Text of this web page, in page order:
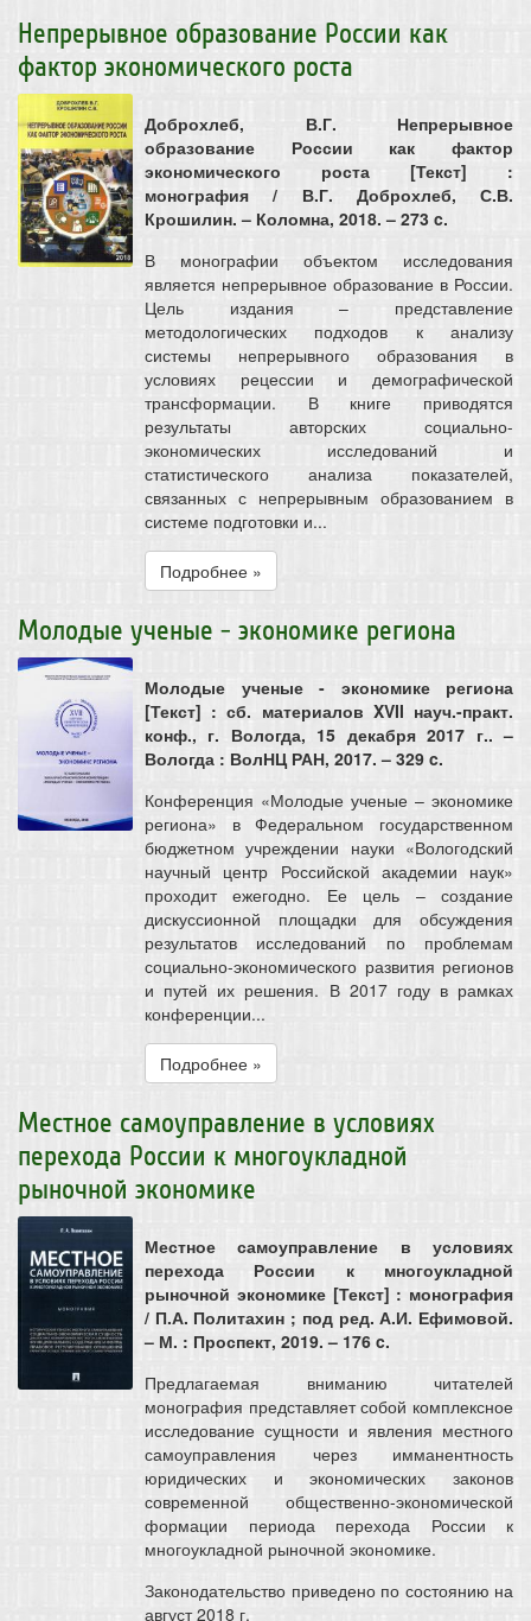
Непрерывное образование России как
фактор экономического роста
Доброхлеб, В.Г. Непрерывное
образование России как фактор
экономического роста [Текст] :
монография / В.Г. Доброхлеб, С.В.
Крошилин. – Коломна, 2018. – 273 c.
В монографии объектом исследования
является непрерывное образование в России.
Цель издания – представление
методологических подходов к анализу
системы непрерывного образования в
условиях рецессии и демографической
трансформации. В книге приводятся
результаты авторских социально-
экономических исследований и
статистического анализа показателей,
связанных с непрерывным образованием в
системе подготовки и...
Подробнее »
Молодые ученые - экономике региона
Молодые ученые - экономике региона
[Текст] : сб. материалов XVII науч.-практ.
конф., г. Вологда, 15 декабря 2017 г.. –
Вологда : ВолНЦ РАН, 2017. – 329 c.
Конференция «Молодые ученые – экономике
региона» в Федеральном государственном
бюджетном учреждении науки «Вологодский
научный центр Российской академии наук»
проходит ежегодно. Ее цель – создание
дискуссионной площадки для обсуждения
результатов исследований по проблемам
социально-экономического развития регионов
и путей их решения. В 2017 году в рамках
конференции...
Подробнее »
Местное самоуправление в условиях
перехода России к многоукладной
рыночной экономике
Местное самоуправление в условиях
перехода России к многоукладной
рыночной экономике [Текст] : монография
/ П.А. Политахин ; под ред. А.И. Ефимовой.
– М. : Проспект, 2019. – 176 c.
Предлагаемая вниманию читателей
монография представляет собой комплексное
исследование сущности и явления местного
самоуправления через имманентность
юридических и экономических законов
современной общественно-экономической
формации периода перехода России к
многоукладной рыночной экономике.
Законодательство приведено по состоянию на
август 2018 г.